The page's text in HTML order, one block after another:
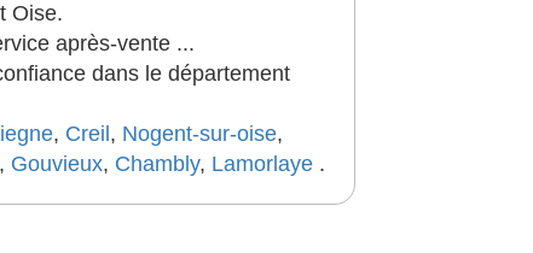
Oise.
après-vente ...
dans le département
, Creil , Nogent-sur-oise,
, Gouvieux, Chambly, Lamorlaye .